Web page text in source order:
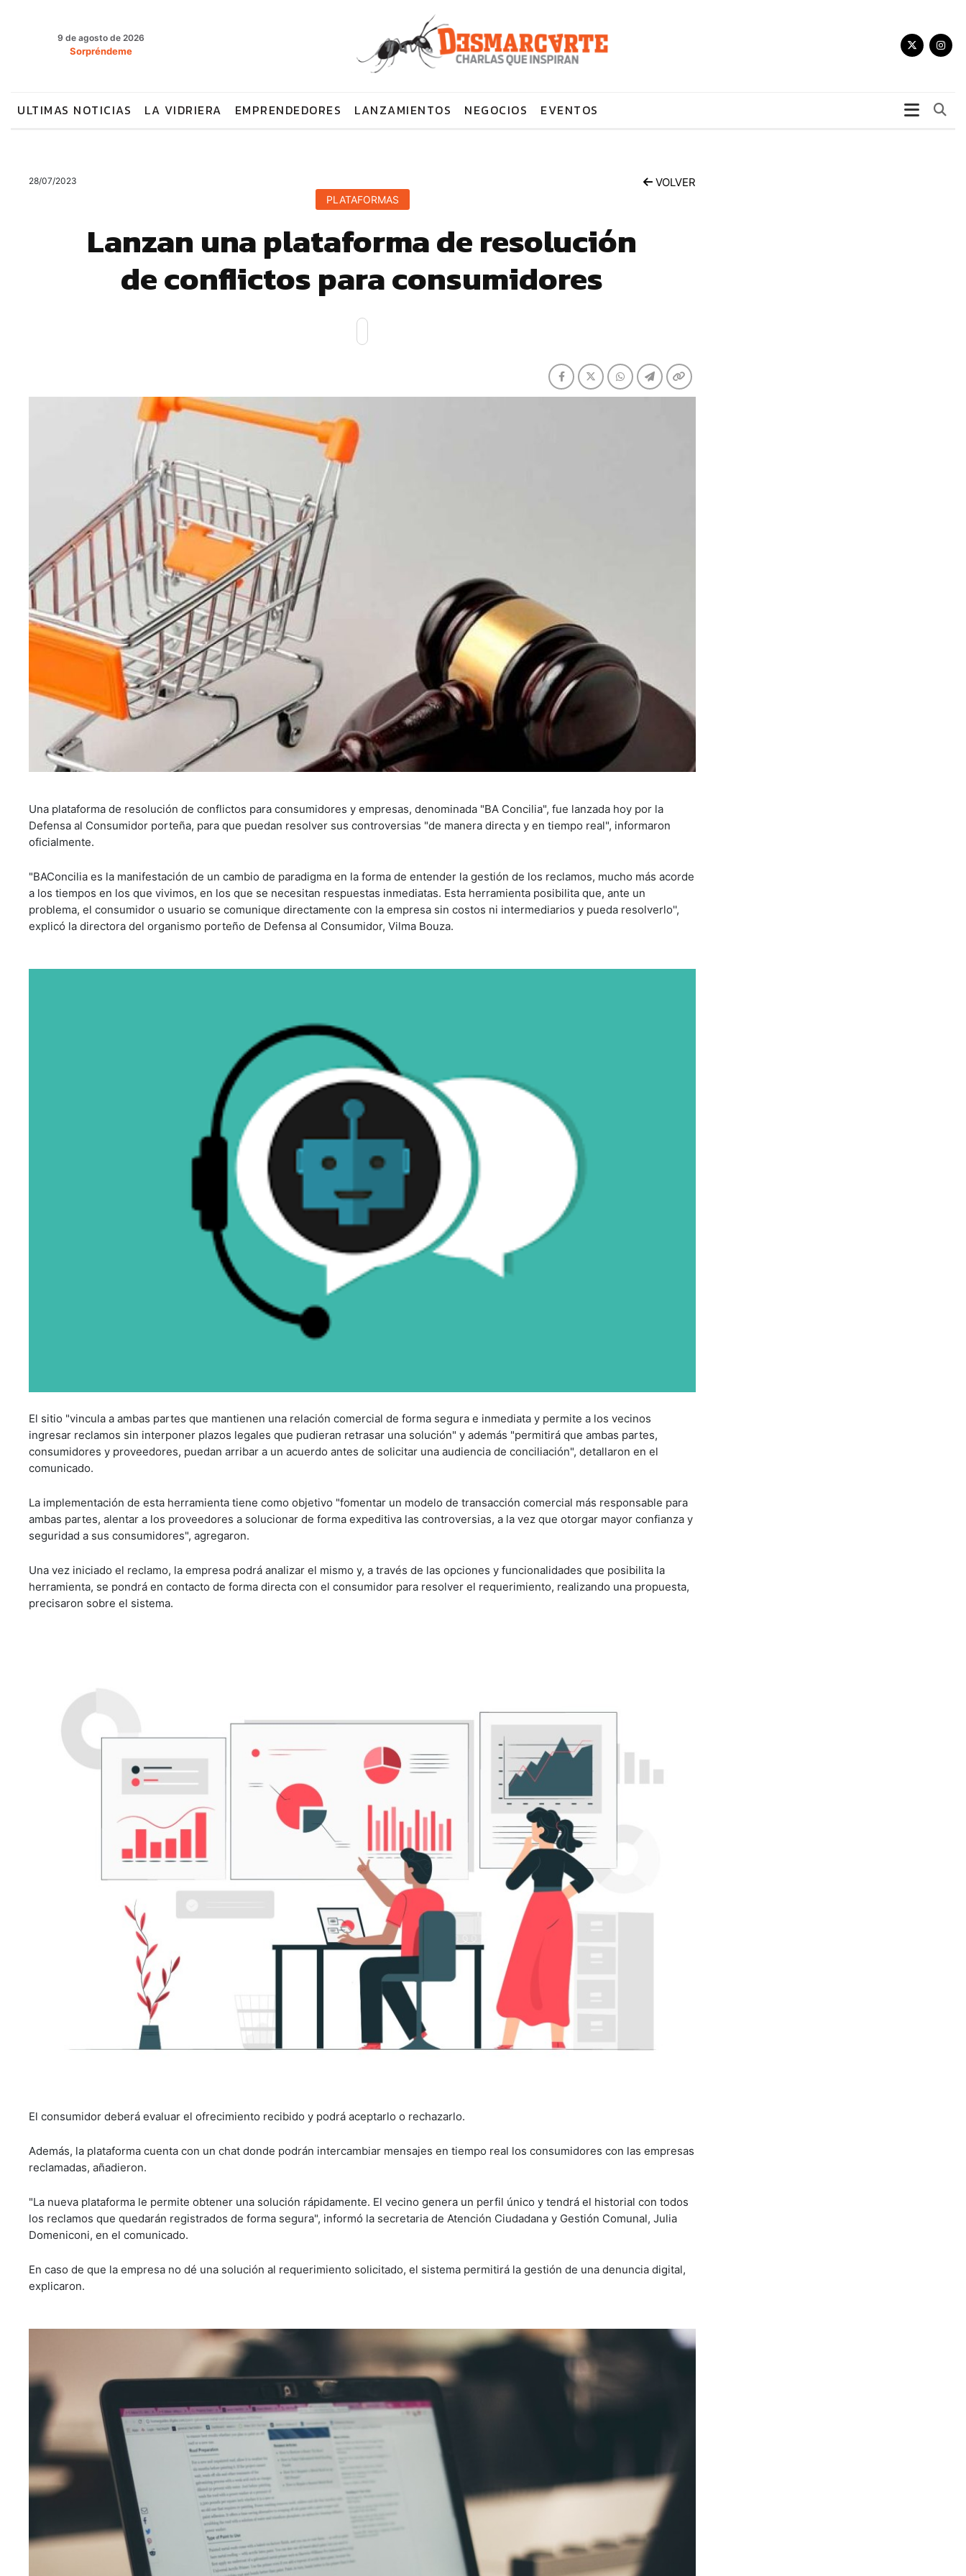
9 de agosto de 2026
Sorpréndeme
ULTIMAS NOTICIAS LA VIDRIERA EMPRENDEDORES LANZAMIENTOS NEGOCIOS EVENTOS
28/07/2023 VOLVER
PLATAFORMAS
Lanzan una plataforma de resolución
de conflictos para consumidores
Una plataforma de resolución de conflictos para consumidores y empresas, denominada "BA Concilia", fue lanzada hoy por la
Defensa al Consumidor porteña, para que puedan resolver sus controversias "de manera directa y en tiempo real", informaron
oficialmente.
"BAConcilia es la manifestación de un cambio de paradigma en la forma de entender la gestión de los reclamos, mucho más acorde
a los tiempos en los que vivimos, en los que se necesitan respuestas inmediatas. Esta herramienta posibilita que, ante un
problema, el consumidor o usuario se comunique directamente con la empresa sin costos ni intermediarios y pueda resolverlo'',
explicó la directora del organismo porteño de Defensa al Consumidor, Vilma Bouza.
El sitio "vincula a ambas partes que mantienen una relación comercial de forma segura e inmediata y permite a los vecinos
ingresar reclamos sin interponer plazos legales que pudieran retrasar una solución" y además "permitirá que ambas partes,
consumidores y proveedores, puedan arribar a un acuerdo antes de solicitar una audiencia de conciliación", detallaron en el
comunicado.
La implementación de esta herramienta tiene como objetivo "fomentar un modelo de transacción comercial más responsable para
ambas partes, alentar a los proveedores a solucionar de forma expeditiva las controversias, a la vez que otorgar mayor confianza y
seguridad a sus consumidores", agregaron.
Una vez iniciado el reclamo, la empresa podrá analizar el mismo y, a través de las opciones y funcionalidades que posibilita la
herramienta, se pondrá en contacto de forma directa con el consumidor para resolver el requerimiento, realizando una propuesta,
precisaron sobre el sistema.
El consumidor deberá evaluar el ofrecimiento recibido y podrá aceptarlo o rechazarlo.
Además, la plataforma cuenta con un chat donde podrán intercambiar mensajes en tiempo real los consumidores con las empresas
reclamadas, añadieron.
"La nueva plataforma le permite obtener una solución rápidamente. El vecino genera un perfil único y tendrá el historial con todos
los reclamos que quedarán registrados de forma segura", informó la secretaria de Atención Ciudadana y Gestión Comunal, Julia
Domeniconi, en el comunicado.
En caso de que la empresa no dé una solución al requerimiento solicitado, el sistema permitirá la gestión de una denuncia digital,
explicaron.